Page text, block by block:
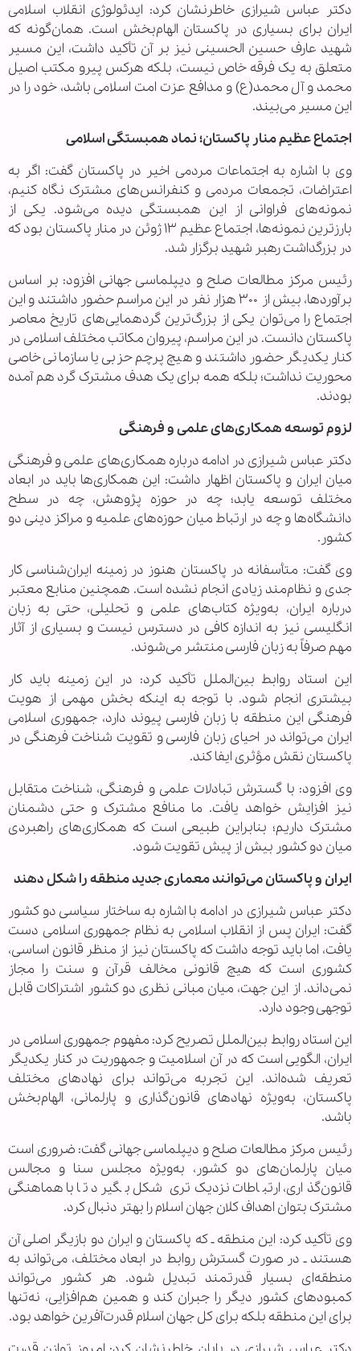
دکتر عباس شیرازی خاطرنشان کرد: ایدئولوژی انقلاب اسلامی
ایران برای بسیاری در پاکستان الهام‌بخش است. همان‌گونه که
شهید عارف حسین الحسینی نیز بر آن تأکید داشت، این مسیر
متعلق به یک فرقه خاص نیست، بلکه هرکس پیرو مکتب اصیل
محمد و آل محمد(ع) و مدافع عزت امت اسلامی باشد، خود را در
این مسیر می‌بیند.
اجتماع عظیم منار پاکستان؛ نماد همبستگی اسلامی
وی با اشاره به اجتماعات مردمی اخیر در پاکستان گفت: اگر به
اعتراضات، تجمعات مردمی و کنفرانس‌های مشترک نگاه کنیم،
نمونه‌های فراوانی از این همبستگی دیده می‌شود. یکی از
بارزترین نمونه‌ها، اجتماع عظیم ۱۳ ژوئن در منار پاکستان بود که
در بزرگداشت رهبر شهید برگزار شد.
رئیس مرکز مطالعات صلح و دیپلماسی جهانی افزود: بر اساس
برآوردها، بیش از ۳۰۰ هزار نفر در این مراسم حضور داشتند و این
اجتماع را می‌توان یکی از بزرگ‌ترین گردهمایی‌های تاریخ معاصر
پاکستان دانست. در این مراسم، پیروان مکاتب مختلف اسلامی در
کنار یکدیگر حضور داشتند و هیچ پرچم حزبی یا سازمانی خاصی
محوریت نداشت؛ بلکه همه برای یک هدف مشترک گرد هم آمده
بودند.
لزوم توسعه همکاری‌های علمی و فرهنگی
دکتر عباس شیرازی در ادامه درباره همکاری‌های علمی و فرهنگی
میان ایران و پاکستان اظهار داشت: این همکاری‌ها باید در ابعاد
مختلف توسعه یابد؛ چه در حوزه پژوهش، چه در سطح
دانشگاه‌ها و چه در ارتباط میان حوزه‌های علمیه و مراکز دینی دو
کشور.
وی گفت: متأسفانه در پاکستان هنوز در زمینه ایران‌شناسی کار
جدی و نظام‌مند زیادی انجام نشده است. همچنین منابع معتبر
درباره ایران، به‌ویژه کتاب‌های علمی و تحلیلی، حتی به زبان
انگلیسی نیز به اندازه کافی در دسترس نیست و بسیاری از آثار
مهم صرفاً به زبان فارسی منتشر می‌شوند.
این استاد روابط بین‌الملل تأکید کرد: در این زمینه باید کار
بیشتری انجام شود. با توجه به اینکه بخش مهمی از هویت
فرهنگی این منطقه با زبان فارسی پیوند دارد، جمهوری اسلامی
ایران می‌تواند در احیای زبان فارسی و تقویت شناخت فرهنگی در
پاکستان نقش مؤثری ایفا کند.
وی افزود: با گسترش تبادلات علمی و فرهنگی، شناخت متقابل
نیز افزایش خواهد یافت. ما منافع مشترک و حتی دشمنان
مشترک داریم؛ بنابراین طبیعی است که همکاری‌های راهبردی
میان دو کشور بیش از پیش تقویت شود.
ایران و پاکستان می‌توانند معماری جدید منطقه را شکل دهند
دکتر عباس شیرازی در ادامه با اشاره به ساختار سیاسی دو کشور
گفت: ایران پس از انقلاب اسلامی به نظام جمهوری اسلامی دست
یافت، اما باید توجه داشت که پاکستان نیز از منظر قانون اساسی،
کشوری است که هیچ قانونی مخالف قرآن و سنت را مجاز
نمی‌داند. از این جهت، میان مبانی نظری دو کشور اشتراکات قابل
توجهی وجود دارد.
این استاد روابط بین‌الملل تصریح کرد: مفهوم جمهوری اسلامی در
ایران، الگویی است که در آن اسلامیت و جمهوریت در کنار یکدیگر
تعریف شده‌اند. این تجربه می‌تواند برای نهادهای مختلف
پاکستان، به‌ویژه نهادهای قانون‌گذاری و پارلمانی، الهام‌بخش
باشد.
رئیس مرکز مطالعات صلح و دیپلماسی جهانی گفت: ضروری است
میان پارلمان‌های دو کشور، به‌ویژه مجلس سنا و مجالس
قانون‌گذاری، ارتباطات نزدیک‌تری شکل بگیرد تا با هماهنگی
مشترک بتوان اهداف کلان جهان اسلام را بهتر دنبال کرد.
وی تأکید کرد: این منطقه ـ که پاکستان و ایران دو بازیگر اصلی آن
هستند ـ در صورت گسترش روابط در ابعاد مختلف، می‌تواند به
منطقه‌ای بسیار قدرتمند تبدیل شود. هر کشور می‌تواند
کمبودهای کشور دیگر را جبران کند و همین هم‌افزایی، نه‌تنها
برای این منطقه بلکه برای کل جهان اسلام قدرت‌آفرین خواهد بود.